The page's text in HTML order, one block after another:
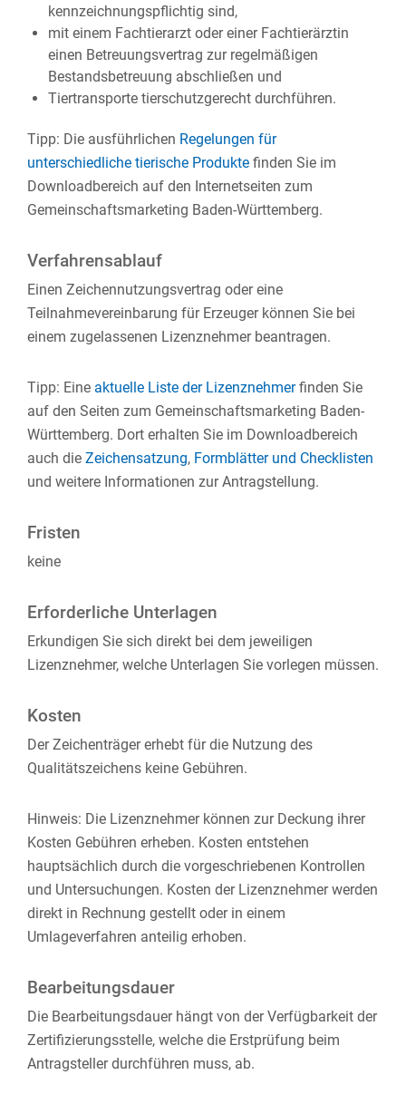
kennzeichnungspflichtig sind,
mit einem Fachtierarzt oder einer Fachtierärztin
einen Betreuungsvertrag zur regelmäßigen
Bestandsbetreuung abschließen und
Tiertransporte tierschutzgerecht durchführen.
Tipp: Die ausführlichen Regelungen für
unterschiedliche tierische Produkte finden Sie im
Downloadbereich auf den Internetseiten zum
Gemeinschaftsmarketing Baden-Württemberg.
Verfahrensablauf
Einen Zeichennutzungsvertrag oder eine
Teilnahmevereinbarung für Erzeuger können Sie bei
einem zugelassenen Lizenznehmer beantragen.
Tipp: Eine aktuelle Liste der Lizenznehmerfinden Sie
auf den Seiten zum Gemeinschaftsmarketing Baden-
Württemberg. Dort erhalten Sie im Downloadbereich
auch die Zeichensatzung, Formblätter und Checklisten
und weitere Informationen zur Antragstellung.
Fristen
keine
Erforderliche Unterlagen
Erkundigen Sie sich direkt bei dem jeweiligen
Lizenznehmer, welche Unterlagen Sie vorlegen müssen.
Kosten
Der Zeichenträger erhebt für die Nutzung des
Qualitätszeichens keine Gebühren.
Hinweis: Die Lizenznehmer können zur Deckung ihrer
Kosten Gebühren erheben. Kosten entstehen
hauptsächlich durch die vorgeschriebenen Kontrollen
und Untersuchungen. Kosten der Lizenznehmer werden
direkt in Rechnung gestellt oder in einem
Umlageverfahren anteilig erhoben.
Bearbeitungsdauer
Die Bearbeitungsdauer hängt von der Verfügbarkeit der
Zertifizierungsstelle, welche die Erstprüfung beim
Antragsteller durchführen muss, ab.